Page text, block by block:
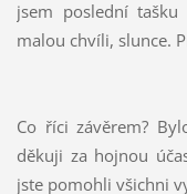
jsem poslední
malou chvíli, slunce.
Co říci závěrem?
děkuji za hojnou
jste pomohli všichni